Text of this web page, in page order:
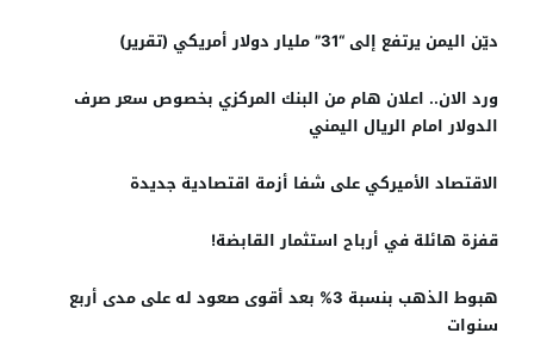
ديّن اليمن يرتفع إلى “31” مليار دولار أمريكي (تقرير)
ورد الان.. اعلان هام من البنك المركزي بخصوص سعر صرف
الدولار امام الريال اليمني
الاقتصاد الأميركي على شفا أزمة اقتصادية جديدة
قفزة هائلة في أرباح استثمار القابضة!
هبوط الذهب بنسبة 3% بعد أقوى صعود له على مدى أربع
سنوات